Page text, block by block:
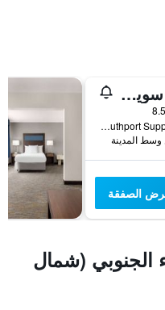
كومفرت سويتس ساوث بورت - أوك أيلاند
4963 Southport Supply Road, الميناء الجنوبي (شمال كارولينا), NC, الولايات المتحدة الأميريكية
الصفقة
الجنوبي (شمال